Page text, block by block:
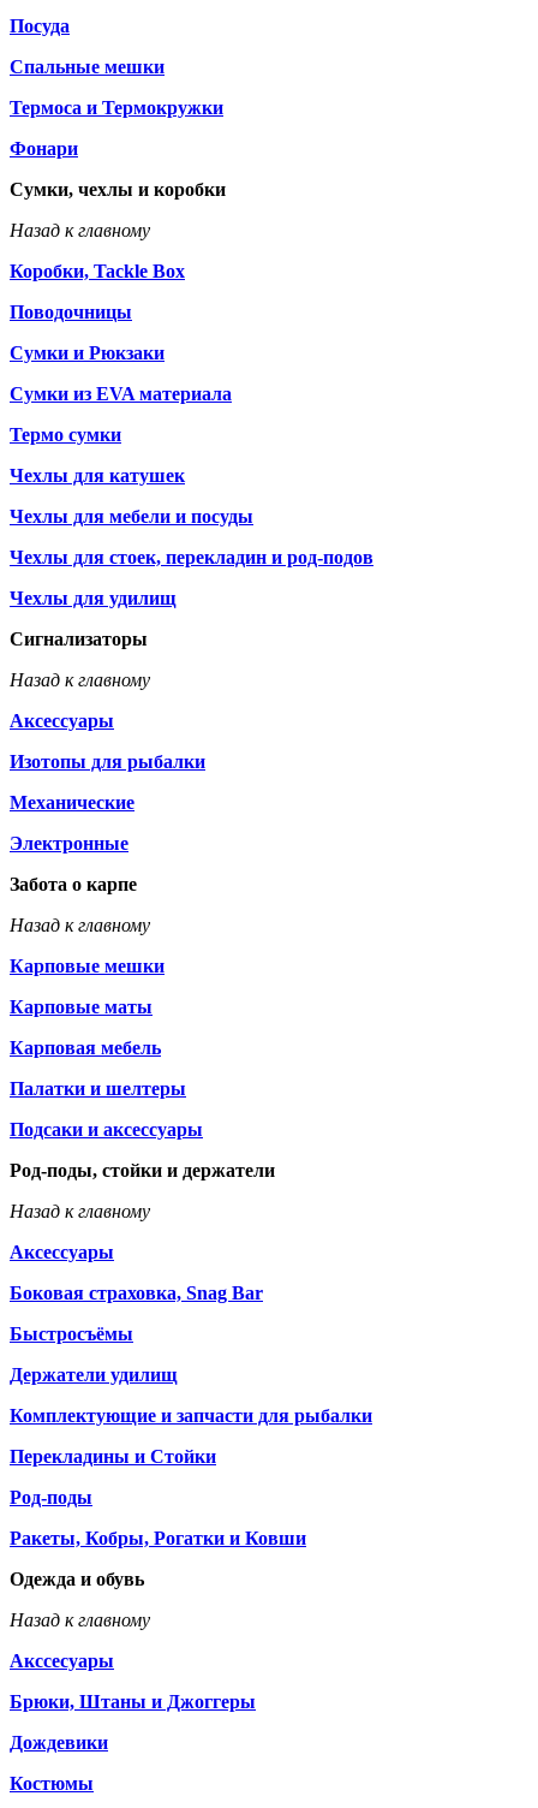
Посуда
Спальные мешки
Термоса и Термокружки
Фонари
Сумки, чехлы и коробки
Назад к главному
Коробки, Tackle Box
Поводочницы
Сумки и Рюкзаки
Сумки из EVA материала
Термо сумки
Чехлы для катушек
Чехлы для мебели и посуды
Чехлы для стоек, перекладин и род-подов
Чехлы для удилищ
Сигнализаторы
Назад к главному
Аксессуары
Изотопы для рыбалки
Механические
Электронные
Забота о карпе
Назад к главному
Карповые мешки
Карповые маты
Карповая мебель
Палатки и шелтеры
Подсаки и аксессуары
Род-поды, стойки и держатели
Назад к главному
Аксессуары
Боковая страховка, Snag Bar
Быстросъёмы
Держатели удилищ
Комплектующие и запчасти для рыбалки
Перекладины и Стойки
Род-поды
Ракеты, Кобры, Рогатки и Ковши
Одежда и обувь
Назад к главному
Акссесуары
Брюки, Штаны и Джоггеры
Дождевики
Костюмы